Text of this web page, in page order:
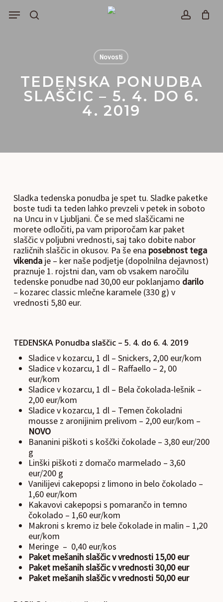
išči account
Menu
Novosti
TEDENSKA PONUDBA
SLAŠČIC – 5. 4. DO 6.
4. 2019
Sladka tedenska ponudba je spet tu. Sladke paketke
boste tudi ta teden lahko prevzeli v petek in soboto
na Uncu in v Ljubljani. Če se med slaščicami ne
morete odločiti, pa vam priporočam kar paket
slaščic v poljubni vrednosti, saj tako dobite nabor
različnih slaščic in okusov. Pa še ena posebnost tega
vikendaje – ker naše podjetje (dopolnilna dejavnost)
praznuje 1. rojstni dan, vam ob vsakem naročilu
tedenske ponudbe nad 30,00 eur poklanjamo darilo
– kozarec classic mlečne karamele (330 g) v
vrednosti 5,80 eur.
TEDENSKA Ponudba slaščic – 5. 4. do 6. 4. 2019
Sladice v kozarcu, 1 dl – Snickers, 2,00 eur/kom
Sladice v kozarcu, 1 dl – Raffaello – 2, 00
eur/kom
Sladice v kozarcu, 1 dl – Bela čokolada-lešnik –
2,00 eur/kom
Sladice v kozarcu, 1 dl – Temen čokoladni
mousse z aronijinim prelivom – 2,00 eur/kom –
NOVO
Bananini piškoti s koščki čokolade – 3,80 eur/200
g
Linški piškoti z domačo marmelado – 3,60
eur/200 g
Vanilijevi cakepopsi z limono in belo čokolado –
1,60 eur/kom
Kakavovi cakepopsi s pomarančo in temno
čokolado – 1,60 eur/kom
Makroni s kremo iz bele čokolade in malin – 1,20
eur/kom
Meringe – 0,40 eur/kos
Paket mešanih slaščic v vrednosti 15,00 eur
Paket mešanih slaščic v vrednosti 30,00 eur
Paket mešanih slaščic v vrednosti 50,00 eur